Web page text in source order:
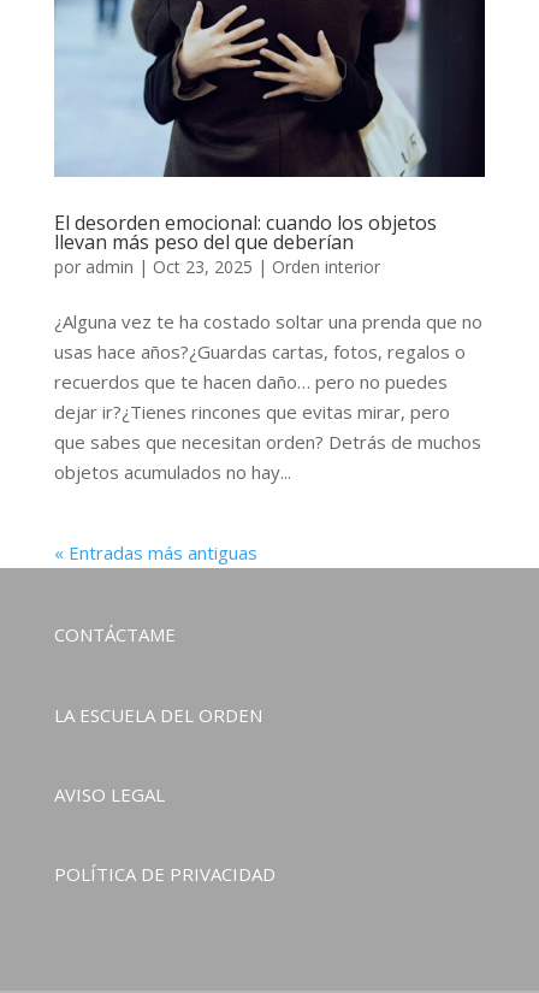
El desorden emocional: cuando los objetos
llevan más peso del que deberían
por admin | Oct 23, 2025 | Orden interior
¿Alguna vez te ha costado soltar una prenda que no
usas hace años?¿Guardas cartas, fotos, regalos o
recuerdos que te hacen daño… pero no puedes
dejar ir?¿Tienes rincones que evitas mirar, pero
que sabes que necesitan orden? Detrás de muchos
objetos acumulados no hay...
« Entradas más antiguas
CONTÁCTAME
LA ESCUELA DEL ORDEN
AVISO LEGAL
POLÍTICA DE PRIVACIDAD